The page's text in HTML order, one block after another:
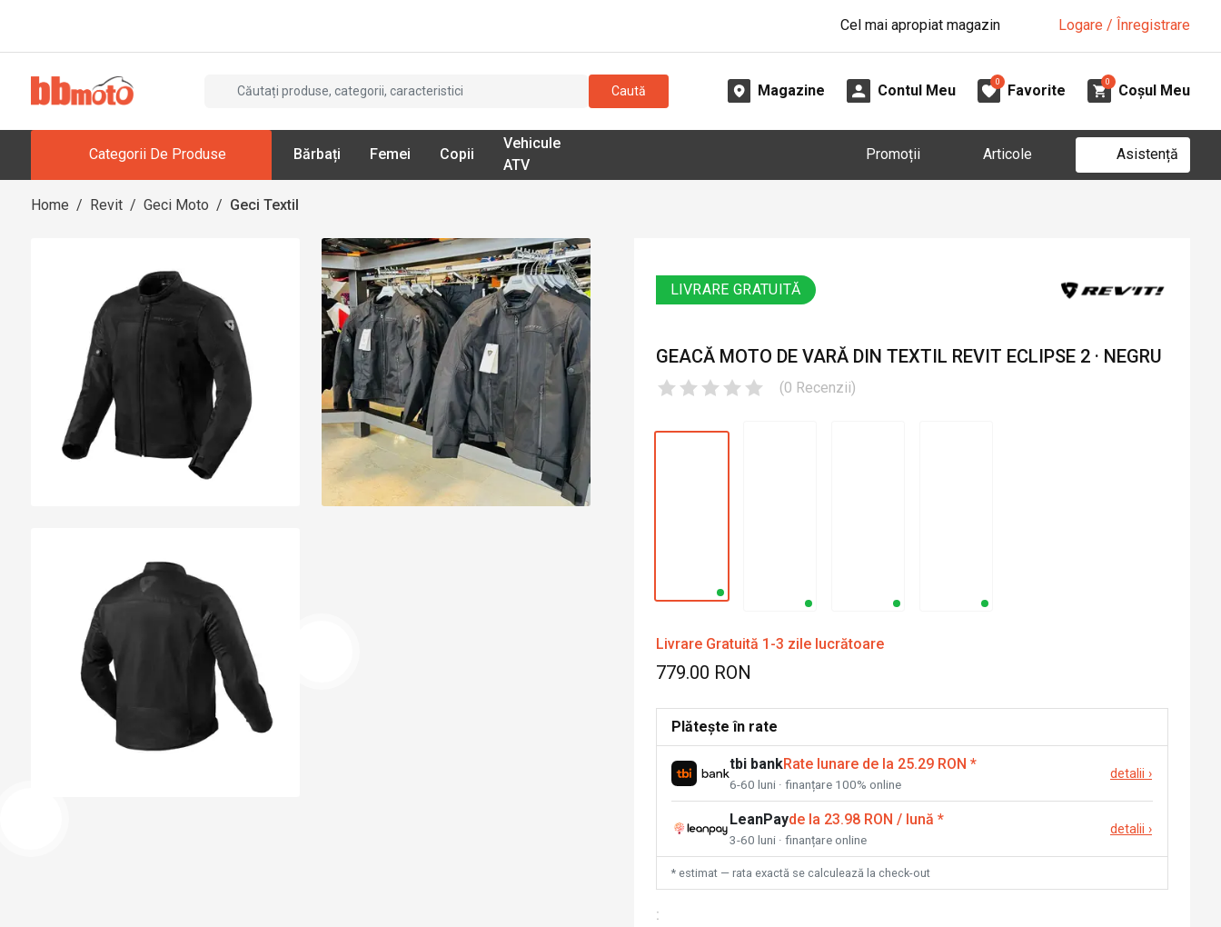
Cel mai apropiat magazin Logare / Înregistrare
Caută Magazine Contul Meu
0
Favorite
0
Coșul Meu
Categorii De Produse Bărbați Femei Copii
Vehicule
ATV
Promoții Articole Asistență
Home / Revit / Geci Moto / Geci Textil
LIVRARE GRATUITĂ
GEACĂ MOTO DE VARĂ DIN TEXTIL REVIT ECLIPSE 2 · NEGRU
(0 Recenzii)
Livrare Gratuită 1-3 zile lucrătoare
779.00 RON
Plătește în rate
tbi bankRate lunare de la 25.29 RON *
6-60 luni · finanțare 100% online
detalii ›
LeanPayde la 23.98 RON / lună *
3-60 luni · finanțare online
detalii ›
* estimat — rata exactă se calculează la check-out
: